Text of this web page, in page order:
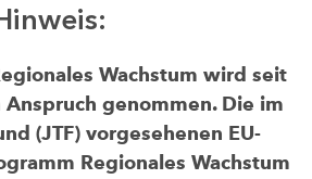
Wachstum wird seit
genommen. Die im
(JTF) vorgesehenen EU-
Regionales Wachstum